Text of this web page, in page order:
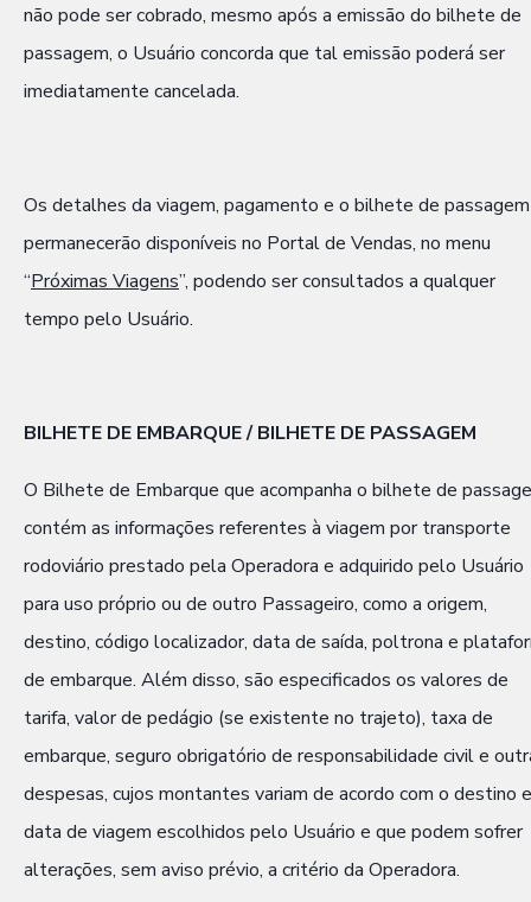
não pode ser cobrado, mesmo após a emissão do bilhete de
passagem, o Usuário concorda que tal emissão poderá ser
imediatamente cancelada.
Os detalhes da viagem, pagamento e o bilhete de passagem
permanecerão disponíveis no Portal de Vendas, no menu
“Próximas Viagens”, podendo ser consultados a qualquer
tempo pelo Usuário.
BILHETE DE EMBARQUE / BILHETE DE PASSAGEM
O Bilhete de Embarque que acompanha o bilhete de
contém as informações referentes à viagem por transporte
rodoviário prestado pela Operadora e adquirido pelo Usuário
para uso próprio ou de outro Passageiro, como a origem,
destino, código localizador, data de saída, poltrona e
de embarque. Além disso, são especificados os valores de
tarifa, valor de pedágio (se existente no trajeto), taxa de
embarque, seguro obrigatório de responsabilidade civil e
despesas, cujos montantes variam de acordo com o destino e
data de viagem escolhidos pelo Usuário e que podem sofrer
alterações, sem aviso prévio, a critério da Operadora.